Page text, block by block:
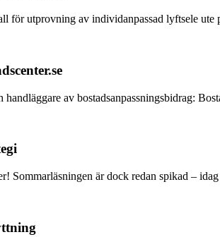
för utprovning av individanpassad lyftsele ute
handläggare av bostadsanpassningsbidrag:
Sommarläsningen är dock redan spikad –